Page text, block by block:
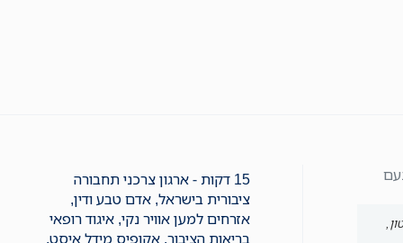
15 דקות - ארגון צרכני תחבורה
ציבורית בישראל, אדם טבע ודין,
אזרחים למען אוויר נקי, איגוד רופאי
בריאות הציבור, אקופיס מידל איסט,